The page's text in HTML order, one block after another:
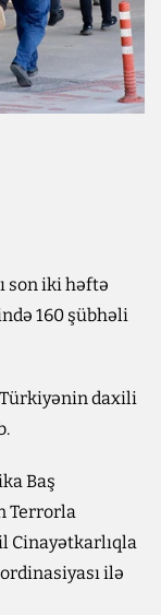
son iki həftə
160 şübhəli
daxili
Baş
Terrorla
Cinayətkarlıqla
ilə